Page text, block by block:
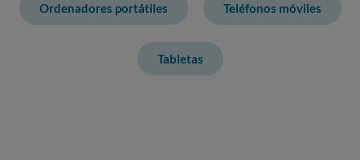
Ordenadores portátiles Teléfonos móviles
Tabletas